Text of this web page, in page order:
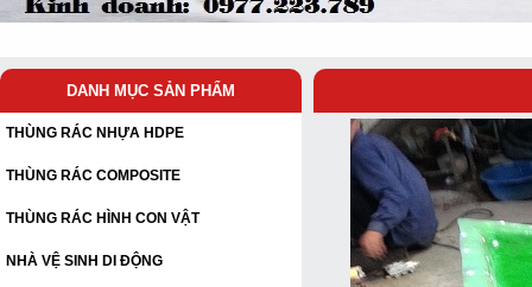
DANH MỤC SẢN PHẨM
THÙNG RÁC NHỰA HDPE
THÙNG RÁC COMPOSITE
THÙNG RÁC HÌNH CON VẬT
NHÀ VỆ SINH DI ĐỘNG